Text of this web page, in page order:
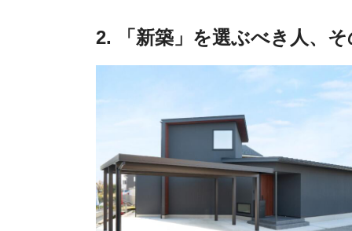
2. 「新築」を選ぶべき人、